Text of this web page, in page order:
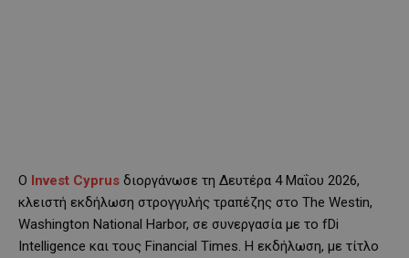
O Invest Cyprus διοργάνωσε τη Δευτέρα 4 Μαΐου 2026,
κλειστή εκδήλωση στρογγυλής τραπέζης στο The Westin,
Washington National Harbor, σε συνεργασία με το fDi
Intelligence και τους Financial Times. Η εκδήλωση, με τίτλο